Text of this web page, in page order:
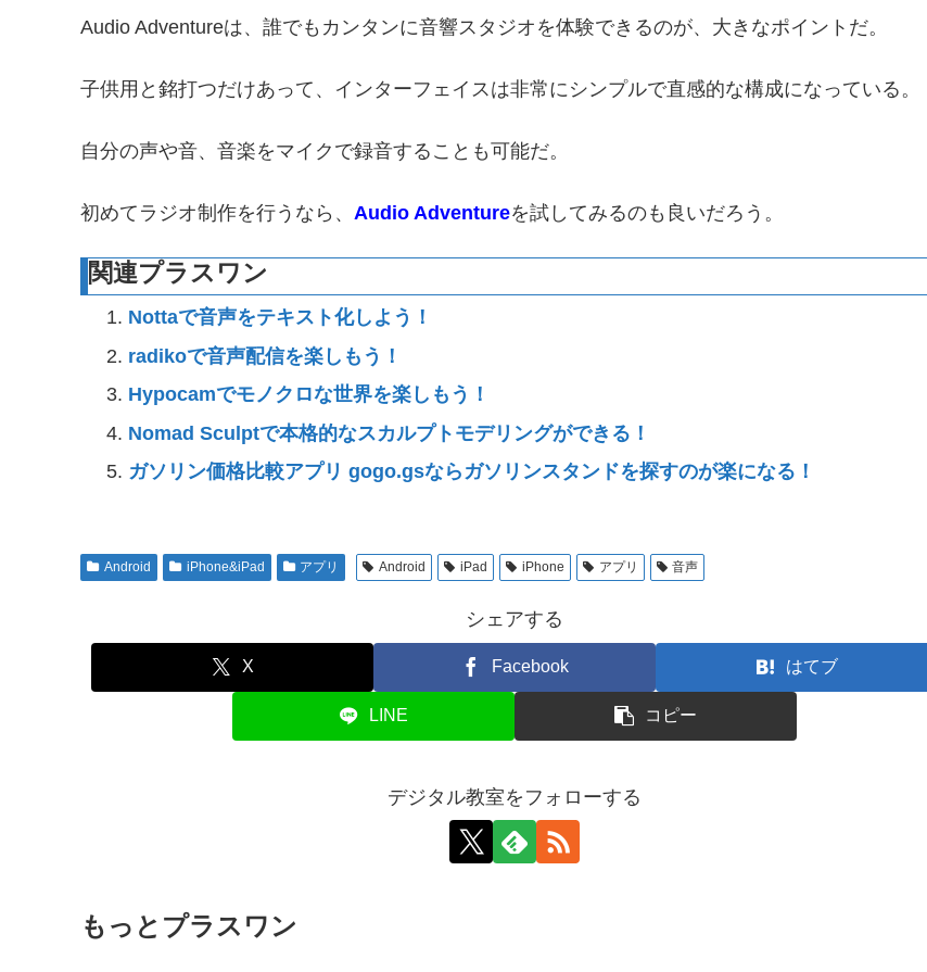
Audio Adventureは、誰でもカンタンに音響スタジオを体験できるのが、大きなポイントだ。
子供用と銘打つだけあって、インターフェイスは非常にシンプルで直感的な構成になっている。
自分の声や音、音楽をマイクで録音することも可能だ。
初めてラジオ制作を行うなら、 Audio Adventureを試してみるのも良いだろう。
関連プラスワン
Nottaで音声をテキスト化しよう！
radikoで音声配信を楽しもう！
Hypocamでモノクロな世界を楽しもう！
Nomad Sculptで本格的なスカルプトモデリングができる！
ガソリン価格比較アプリ gogo.gsならガソリンスタンドを探すのが楽になる！
Android iPhone&iPad アプリ Android iPad iPhone アプリ 音声
シェアする
X Facebook はてブ
LINE コピー
デジタル教室をフォローする
もっとプラスワン